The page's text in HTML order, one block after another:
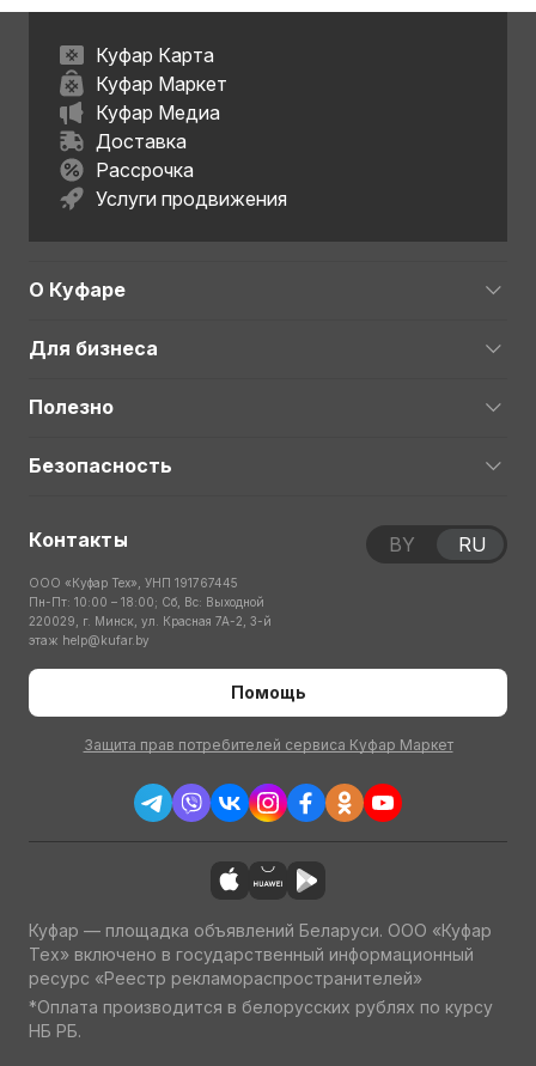
Куфар Карта
Куфар Маркет
Куфар Медиа
Доставка
Рассрочка
Услуги продвижения
О Куфаре
Для бизнеса
Полезно
Безопасность
Контакты
ООО «Куфар Тех», УНП 191767445
Пн-Пт: 10:00 – 18:00; Сб, Вс: Выходной
220029, г. Минск, ул. Красная 7А-2, 3-й
этаж help@kufar.by
Помощь
Защита прав потребителей сервиса Куфар Маркет
BY RU
Куфар — площадка объявлений Беларуси. ООО «Куфар
Тех» включено в государственный информационный
ресурс «Реестр рекламораспространителей»
*Оплата производится в белорусских рублях по курсу
НБ РБ.